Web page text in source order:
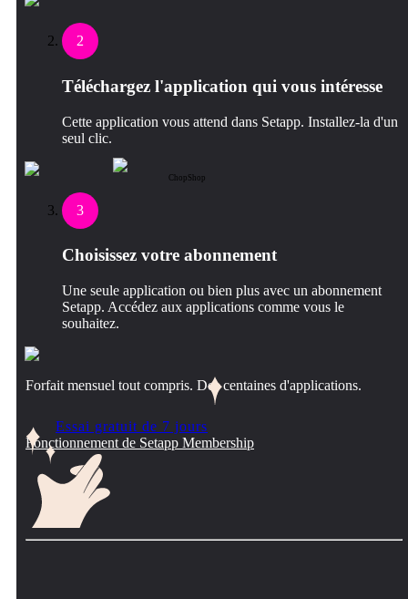
2
Téléchargez l'application qui vous intéresse
Cette application vous attend dans Setapp. Installez-la d'un
seul clic.
ChopShop
3
Choisissez votre abonnement
Une seule application ou bien plus avec un abonnement
Setapp. Accédez aux applications comme vous le
souhaitez.
Forfait mensuel tout compris. Des centaines d'applications.
Essai gratuit de 7 jours
Fonctionnement de Setapp Membership